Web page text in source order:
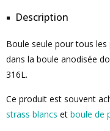
Description
Boule seule pour tous
dans la boule anodisée
316L.
Ce produit est souvent
strass blancs et boule de